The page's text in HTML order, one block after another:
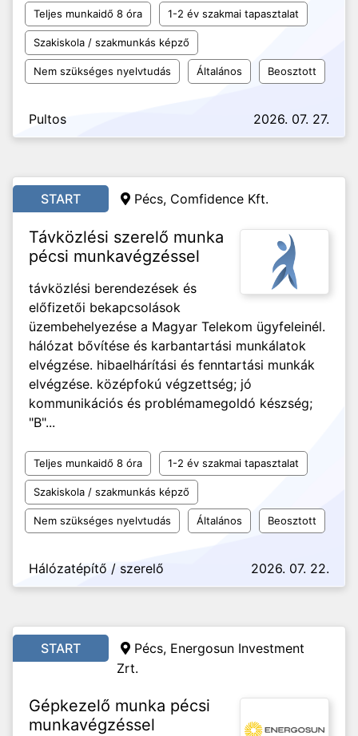
Teljes munkaidő 8 óra 1-2 év szakmai tapasztalat
Szakiskola / szakmunkás képző
Nem szükséges nyelvtudás Általános Beosztott
Pultos 2026. 07. 27.
START Pécs, Comfidence Kft.
Távközlési szerelő munka
pécsi munkavégzéssel
távközlési berendezések és
előfizetői bekapcsolások
üzembehelyezése a Magyar Telekom ügyfeleinél.
hálózat bővítése és karbantartási munkálatok
elvégzése. hibaelhárítási és fenntartási munkák
elvégzése. középfokú végzettség; jó
kommunikációs és problémamegoldó készség;
"B"...
Teljes munkaidő 8 óra 1-2 év szakmai tapasztalat
Szakiskola / szakmunkás képző
Nem szükséges nyelvtudás Általános Beosztott
Hálózatépítő / szerelő 2026. 07. 22.
START
Pécs, Energosun Investment
Zrt.
Gépkezelő munka pécsi
munkavégzéssel